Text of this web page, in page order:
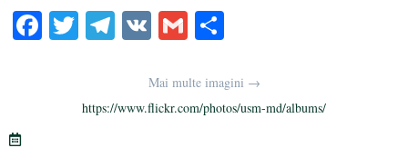
Fa T
r
Te
a
V G
ailre
Mai multe imagini →
https://www.flickr.com/photos/usm-md/albums/